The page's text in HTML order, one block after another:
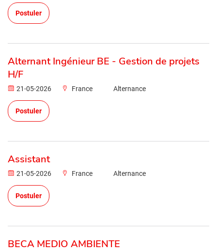
Postuler
Alternant Ingénieur BE - Gestion de projets
H/F
21-05-2026 France Alternance
Postuler
Assistant
21-05-2026 France Alternance
Postuler
BECA MEDIO AMBIENTE